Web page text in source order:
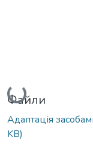
Вантажиться...
Файли
Адаптація
KB)